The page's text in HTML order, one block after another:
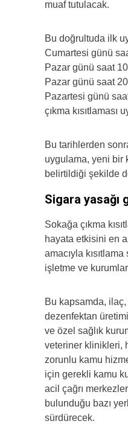
muaf tutulacak.
Bu doğrultuda ilk
Cumartesi günü
Pazar günü saat
Pazar günü saat
Pazartesi günü
çıkma kısıtlaması
Bu tarihlerden
uygulama, yeni bir
belirtildiği şekilde
Sigara yasağı
Sokağa çıkma
hayata etkisini en
amacıyla
işletme ve
Bu kapsamda,
dezenfektan
ve özel sağlık
veteriner klinikleri,
zorunlu kamu
için gerekli kamu
acil çağrı
bulunduğu bazı
sürdürecek.